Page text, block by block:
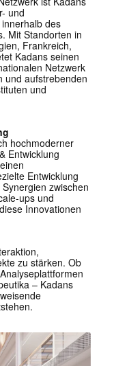
und
des
Mit Standorten in
Frankreich,
Kadans seinen
Netzwerk
und aufstrebenden
und
hochmoderner
Entwicklung
­Entwicklung
zwischen
ups und
Innovationen
zu stärken. Ob
– Kadans